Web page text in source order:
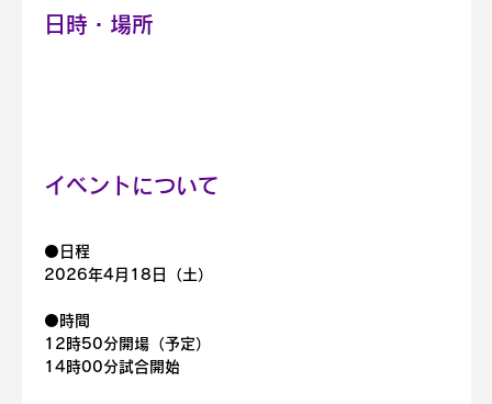
日時・場所
イベントについて
⚫️ 日程
2026年4月18日（土）
⚫️時間
12時50分開場（予定）
14時00分試合開始